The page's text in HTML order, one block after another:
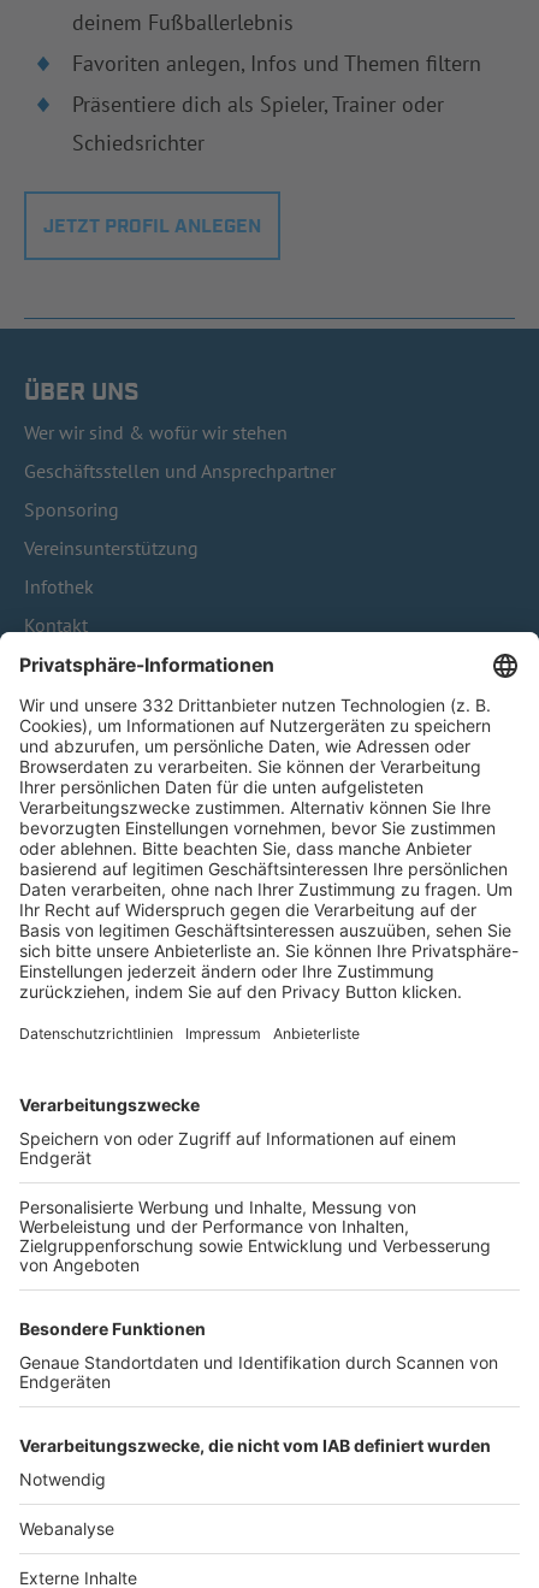
deinem Fußballerlebnis
Favoriten anlegen, Infos und Themen filtern
Präsentiere dich als Spieler, Trainer oder
Schiedsrichter
JETZT PROFIL ANLEGEN
ÜBER UNS
Wer wir sind & wofür wir stehen
Geschäftsstellen und Ansprechpartner
Sponsoring
Vereinsunterstützung
Infothek
Kontakt
HÄUFIG BESUCHTE SEITEN
Pässe und Vereinswechsel
Trainerausbildung
Schulungsangebot Vereinsmitarbeiter
BFV-Geschäftsstellen
Trainerbörse
Login SpielPlus
FOLGE DEM BFV
TOP-VEREINE
TOP-PARTNER
Nutzungsbedingungen Datenschutz Impressum